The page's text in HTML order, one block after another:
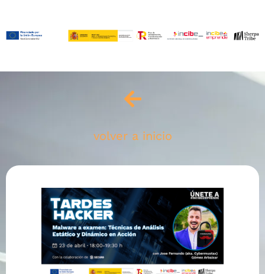
volver a inicio